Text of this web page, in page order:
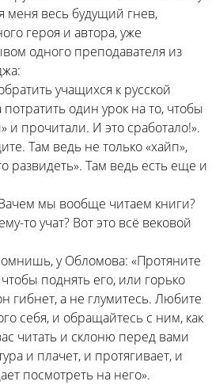
меня весь будущий гнев,
героя и автора, уже
одного преподавателя из
учащихся к русской
один урок на то, чтобы
и прочитали. И это сработало!».
Там ведь не только «хайп»,
развидеть». Там ведь есть еще и
мы вообще читаем книги?
то учат? Вот это всё вековой
у Обломова: «Протяните
поднять его, или горько
гибнет, а не глумитесь. Любите
себя, и обращайтесь с ним, как
читать и склоню перед вами
и плачет, и протягивает, и
посмотреть на него».